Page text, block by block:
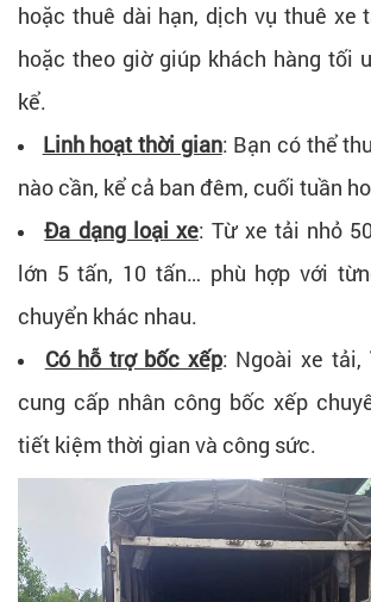
hoặc thuê dài hạn, dịch vụ thuê xe
hoặc theo giờ giúp khách hàng tối
kể.
Linh hoạt thời gian: Bạn có thể
nào cần, kể cả ban đêm, cuối tuần
Đa dạng loại xe:Từ xe tải nhỏ
lớn 5 tấn, 10 tấn… phù hợp với
chuyển khác nhau.
Có hỗ trợ bốc xếp: Ngoài xe tải,
cung cấp nhân công bốc xếp
tiết kiệm thời gian và công sức.